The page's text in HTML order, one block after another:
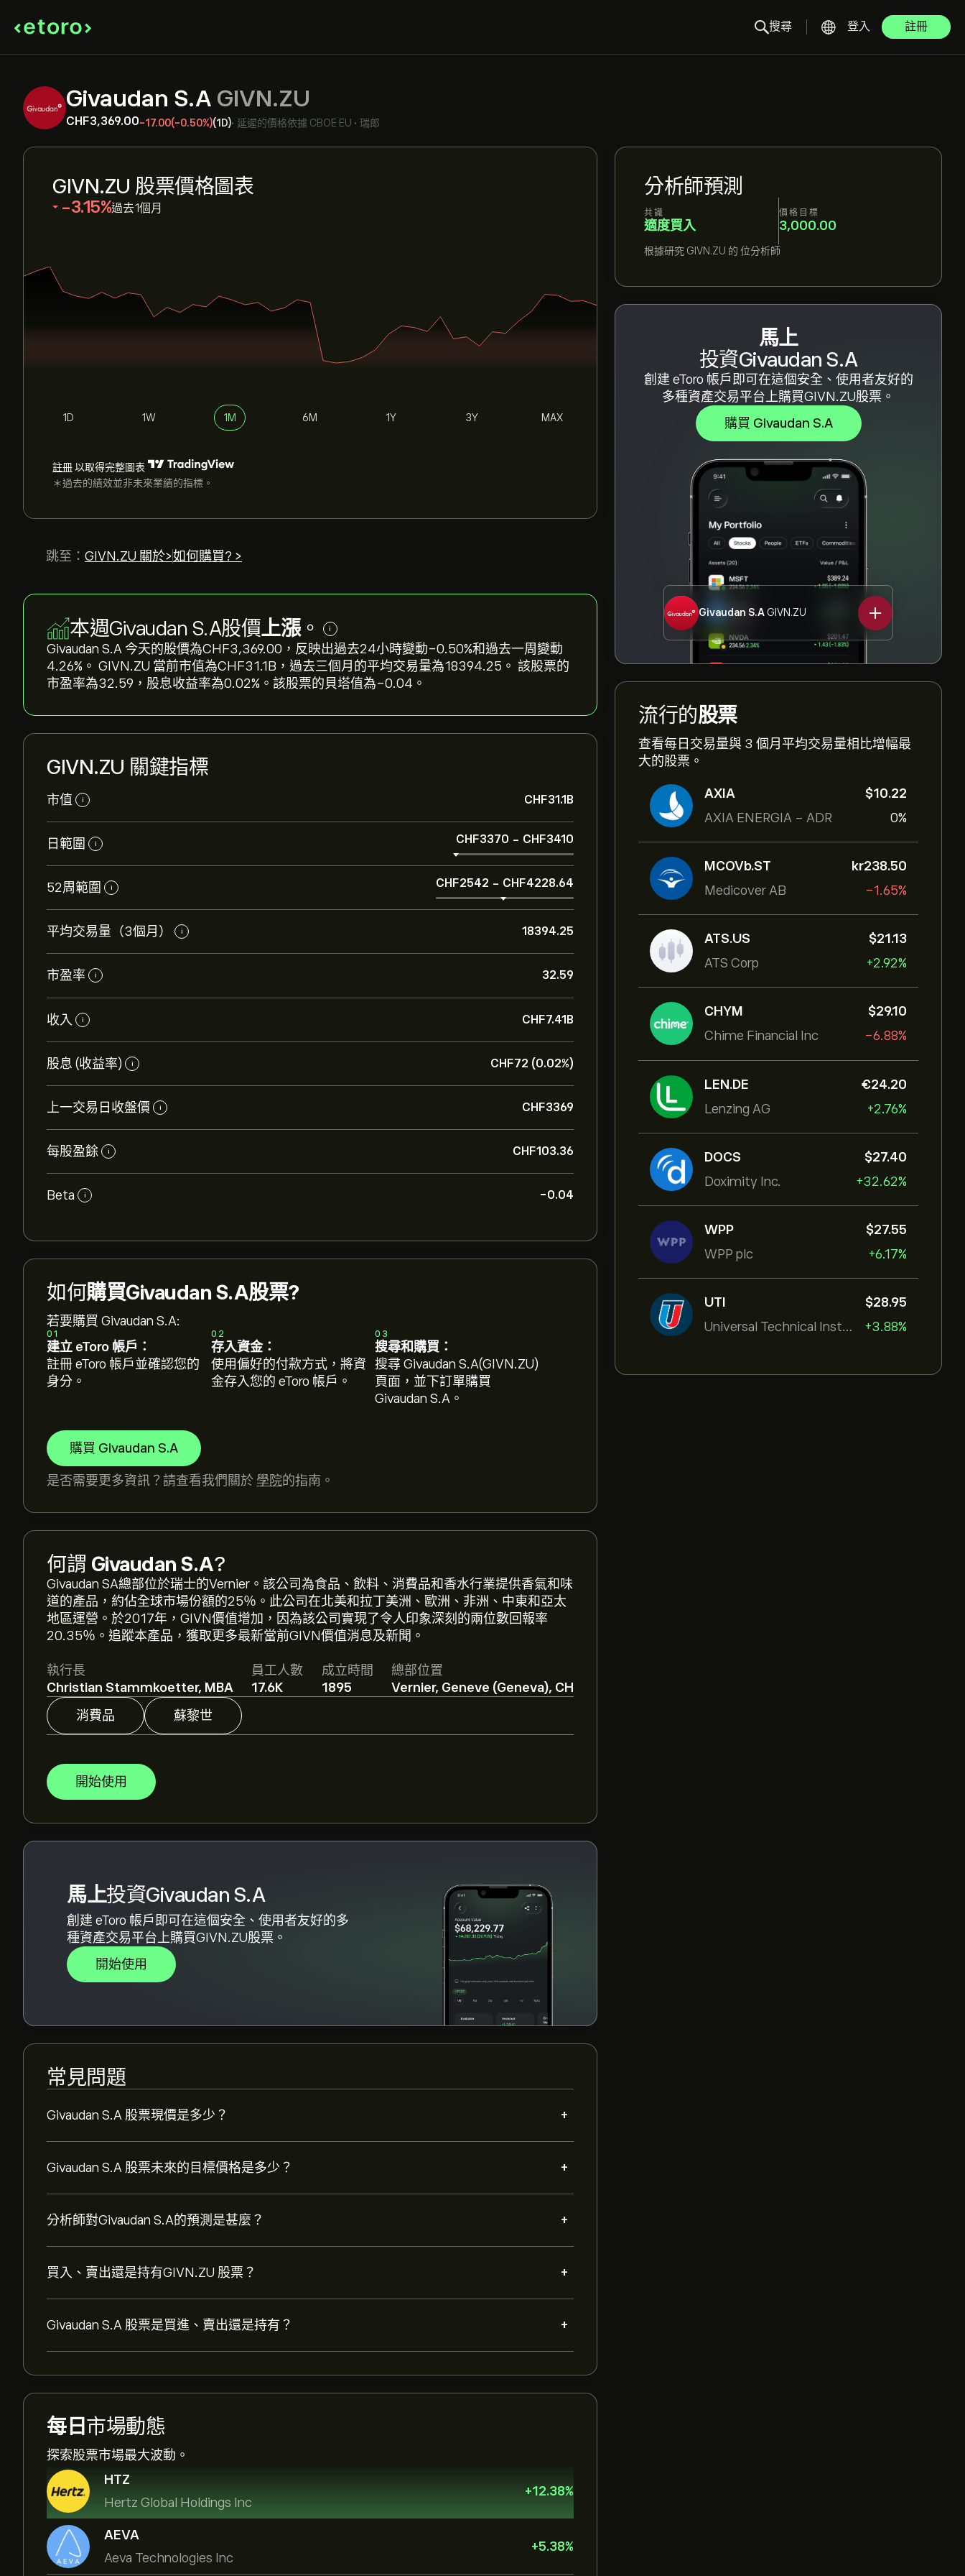
搜尋 登入 註冊
Givaudan S.A GIVN.ZU
‎CHF‎3,369.00-17.00(-0.50%)(1D)• 延遲的價格依據 CBOE EU • 瑞郎
分析師預測
共識
適度買入
價格目標
3,000.00
根據研究 GIVN.ZU 的 位分析師
馬上
投資Givaudan S.A
創建 eToro 帳戶即可在這個安全、使用者友好的
多種資產交易平台上購買GIVN.ZU股票。
購買 Givaudan S.A
Givaudan S.AGIVN.ZU
流行的股票
查看每日交易量與 3 個月平均交易量相比增幅最
大的股票。
AXIA
AXIA ENERGIA - ADR
‎$‎10.22
0%
MCOVb.ST
Medicover AB
‎kr‎238.50
-1.65%
ATS.US
ATS Corp
‎$‎21.13
+2.92%
CHYM
Chime Financial Inc
‎$‎29.10
-6.88%
LEN.DE
Lenzing AG
‎€‎24.20
+2.76%
DOCS
Doximity Inc.
‎$‎27.40
+32.62%
WPP
WPP plc
‎$‎27.55
+6.17%
UTI
Universal Technical Institut
‎$‎28.95
+3.88%
GIVN.ZU 股票價格圖表
‎-3.15‎ 過去1個月
1D 1W 1M 6M 1Y 3Y MAX
註冊以取得完整圖表
＊過去的績效並非未來業績的指標。
跳至： GIVN.ZU 關於>如何購買? >
本週Givaudan S.A股價上漲。 i
Givaudan S.A 今天的股價為‎CHF‎3,369.00，反映出過去24小時變動‎-0.50‎%和過去一周變動‎
4.26‎%。 GIVN.ZU 當前市值為‎CHF‎31.1B，過去三個月的平均交易量為18394.25。 該股票的
市盈率為32.59，股息收益率為0.02%。該股票的貝塔值為-0.04。
GIVN.ZU 關鍵指標
市值 i ‎CHF‎31.1B
日範圍 i ‎CHF‎3370 - ‎CHF‎3410
52周範圍 i ‎CHF‎2542 - ‎CHF‎4228.64
平均交易量（3個月） i 18394.25
市盈率 i 32.59
收入 i ‎CHF‎7.41B
股息 (收益率) i ‎CHF‎72 (0.02%)
上一交易日收盤價 i ‎CHF‎3369
每股盈餘 i ‎CHF‎103.36
Beta i -0.04
如何購買Givaudan S.A股票?
若要購買 Givaudan S.A:
01
建立 eToro 帳戶：
註冊 eToro 帳戶並確認您的
身分。
02
存入資金：
使用偏好的付款方式，將資
金存入您的 eToro 帳戶。
03
搜尋和購買：
搜尋 Givaudan S.A(GIVN.ZU)
頁面，並下訂單購買
Givaudan S.A。
購買 Givaudan S.A
是否需要更多資訊？請查看我們關於 學院的指南。
何謂 Givaudan S.A?
Givaudan SA總部位於瑞士的Vernier。該公司為食品、飲料、消費品和香水行業提供香氣和味
道的產品，約佔全球市場份額的25％。此公司在北美和拉丁美洲、歐洲、非洲、中東和亞太
地區運營。於2017年，GIVN價值增加，因為該公司實現了令人印象深刻的兩位數回報率
20.35％。追蹤本產品，獲取更多最新當前GIVN價值消息及新聞。
執行長
Christian Stammkoetter, MBA
員工人數
17.6K
成立時間
1895
總部位置
Vernier, Geneve (Geneva), CH
消費品
蘇黎世
開始使用
馬上投資Givaudan S.A
創建 eToro 帳戶即可在這個安全、使用者友好的多
種資產交易平台上購買GIVN.ZU股票。
開始使用
常見問題
Givaudan S.A 股票現價是多少？ +
GIVN.ZU 現價為‎CHF‎3,369.00。
Givaudan S.A 股票未來的目標價格是多少？ +
Givaudan S.A 的平均目標價為 ‎CHF‎3,369.00。註冊eToro 以取得詳細的分析師預測及目標價
格。
分析師對Givaudan S.A的預測是甚麼？ +
來價格走勢。
買入、賣出還是持有GIVN.ZU 股票？ +
Givaudan S.A 的市值是 ‎CHF‎31.1B 美元
Givaudan S.A 股票是買進、賣出還是持有？ +
根據 3 位分析師在過去三個月對 GIVN.ZU 的建議，整體共識為 適度買入。
每日 市場動態
探索股票市場最大波動。
HTZ
Hertz Global Holdings Inc
+12.38%
AEVA
Aeva Technologies Inc
+5.38%